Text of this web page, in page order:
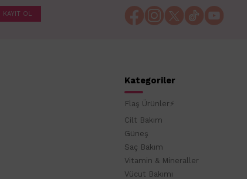
KAYIT OL
Kategoriler
Flaş Ürünler⚡
Cilt Bakım
Güneş
Saç Bakım
Vitamin & Mineraller
Vücut Bakımı